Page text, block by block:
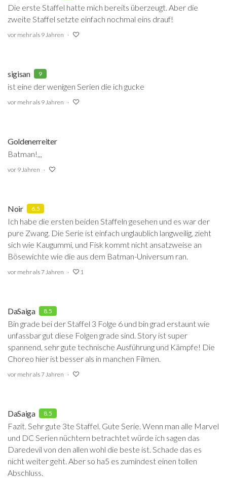
Die erste Staffel hatte mich bereits überzeugt. Aber die
zweite Staffel setzte einfach nochmal eins drauf!
vor mehr als 9 Jahren
sigisan 9
ist eine der wenigen Serien die ich gucke
vor mehr als 9 Jahren
Goldenerreiter
Batman!,,,
vor 9 Jahren
Noir 6.5
Ich habe die ersten beiden Staffeln gesehen und es war der
pure Zwang. Die Serie ist einfach unglaublich langweilig, zieht
sich wie Kaugummi, und Fisk kommt nicht ansatzweise an
Bösewichte wie die aus dem Batman-Universum ran.
vor mehr als 7 Jahren 1
DaSaiga 8.5
Bin grade bei der Staffel 3 Folge 6 und bin grad erstaunt wie
unfassbar gut diese Folgen grade sind. Story ist super
spannend, sehr gute technische Ausführung und Kämpfe! Die
Choreo hier ist besser als in manchen Filmen.
vor mehr als 7 Jahren
DaSaiga 8.5
Fazit. Sehr gute 3te Staffel. Gute Serie. Wenn man alle Marvel
und DC Serien nüchtern betrachtet würde ich sagen das
Daredevil von den allen wohl die beste ist. Schade das es
nicht weiter geht. Aber so ha5 es zumindest einen tollen
Abschluss.